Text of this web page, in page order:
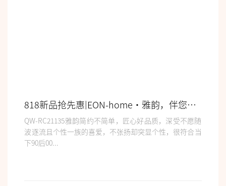
818新品抢先惠|EON-home•雅韵，伴您安然入睡
QW-RC21135雅韵简约不简单，匠心好品质，深受不愿随
波逐流且个性一族的喜爱，不张扬却突显个性，很符合当
下90后00...